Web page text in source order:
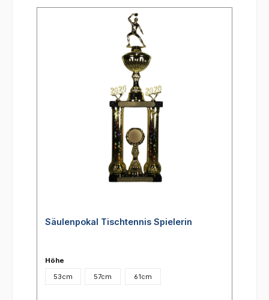
Säulenpokal Tischtennis Spielerin
Höhe
53cm
57cm 61cm